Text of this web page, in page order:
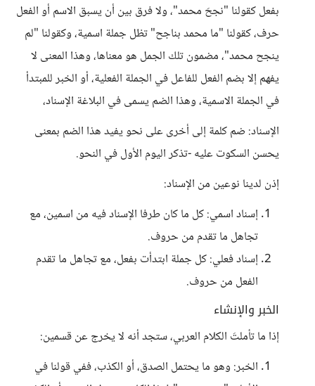
بفعل كقولنا "نجحَ محمد"، ولا فرق بين أن يسبق الاسم أو الفعل
حرف، كقولنا "ما محمد بناجح" تظل جملة اسمية، وكقولنا "لم
ينجح محمد"، مضمون تلك الجمل هو معناها، وهذا المعنى لا
يفهم إلا بضم الفعل للفاعل في الجملة الفعلية، أو الخبر للمبتدأ
في الجملة الاسمية، وهذا الضم يسمى في البلاغة الإسناد،
الإسناد: ضم كلمة إلى أخرى على نحو يفيد هذا الضم بمعنى
يحسن السكوت عليه -تذكر اليوم الأول في النحو.
إذن لدينا نوعين من الإسناد:
إسناد اسمي: كل ما كان طرفا الإسناد فيه من اسمين، مع
تجاهل ما تقدم من حروف.
إسناد فعلي: كل جملة ابتدأت بفعل، مع تجاهل ما تقدم
الفعل من حروف.
الخبر والإنشاء
إذا ما تأملتَ الكلام العربي، ستجد أنه لا يخرج عن قسمين:
الخبر: وهو ما يحتمل الصدق، أو الكذب، ففي قولنا في